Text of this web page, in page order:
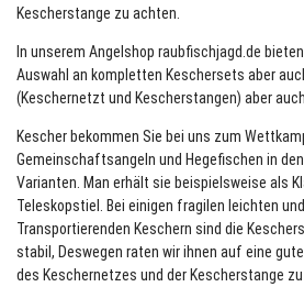
Kescherstange zu achten.
In unserem Angelshop raubfischjagd.de
Auswahl an kompletten Keschersets aber
(Keschernetzt und Kescherstangen) aber
Kescher bekommen Sie bei uns zum
Gemeinschaftsangeln und Hegefischen in
Varianten. Man erhält sie beispielsweise als
Teleskopstiel. Bei einigen fragilen leichten
Transportierenden Keschern sind die
stabil, Deswegen raten wir ihnen auf eine
des Keschernetzes und der Kescherstange